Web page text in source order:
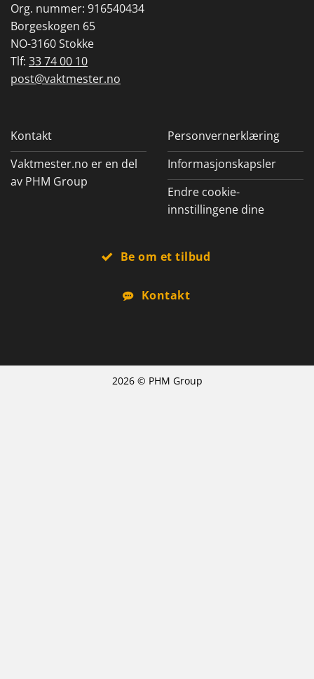
Org. nummer: 916540434
Borgeskogen 65
NO-3160 Stokke
Tlf: 33 74 00 10
post@vaktmester.no
Kontakt
Vaktmester.no er en del
av PHM Group
Personvernerklæring
Informasjonskapsler
Endre cookie-
innstillingene dine
Be om et tilbud
Kontakt
2026 © PHM Group